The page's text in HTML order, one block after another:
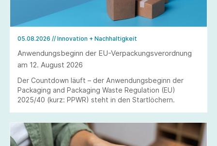
05.08.2026 // Innovation + Nachhaltigkeit
Anwendungsbeginn der EU-Verpackungsverordnung
am 12. August 2026
Der Countdown läuft – der Anwendungsbeginn der
Packaging and Packaging Waste Regulation (EU)
2025/40 (kurz: PPWR) steht in den Startlöchern.